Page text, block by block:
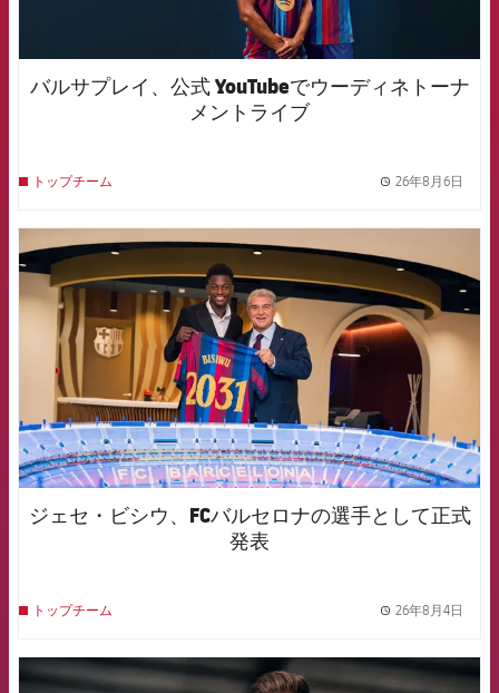
バルサプレイ、公式 YouTubeでウーディネトーナ
メントライブ
トップチーム 26年8月6日
ジェセ・ビシウ、FCバルセロナの選手として正式
発表
トップチーム 26年8月4日
FCB Barcelona badge